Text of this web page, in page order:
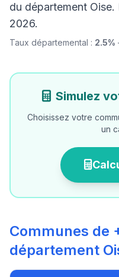
du département
2026.
Taux départemental : 2.5%
Simulez
Choisissez votre
un
Communes de
département